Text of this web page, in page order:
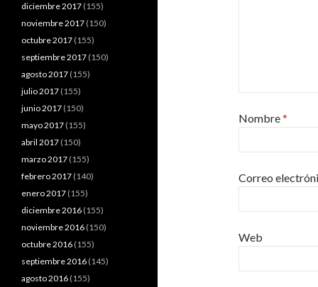
Nombre*
Correo
Web
diciembre 2017 (155)
noviembre 2017 (150)
octubre 2017 (155)
septiembre 2017 (150)
agosto 2017 (155)
julio 2017 (155)
junio 2017 (150)
mayo 2017 (155)
abril 2017 (150)
marzo 2017 (155)
febrero 2017 (140)
enero 2017 (155)
diciembre 2016 (155)
noviembre 2016 (150)
octubre 2016 (155)
septiembre 2016 (145)
agosto 2016 (155)